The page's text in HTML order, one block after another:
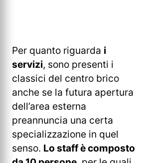
Per quanto riguarda i
servizi, sono presenti i
classici del centro brico
anche se la futura apertura
dell’area esterna
preannuncia una certa
specializzazione in quel
senso. Lo staff è composto